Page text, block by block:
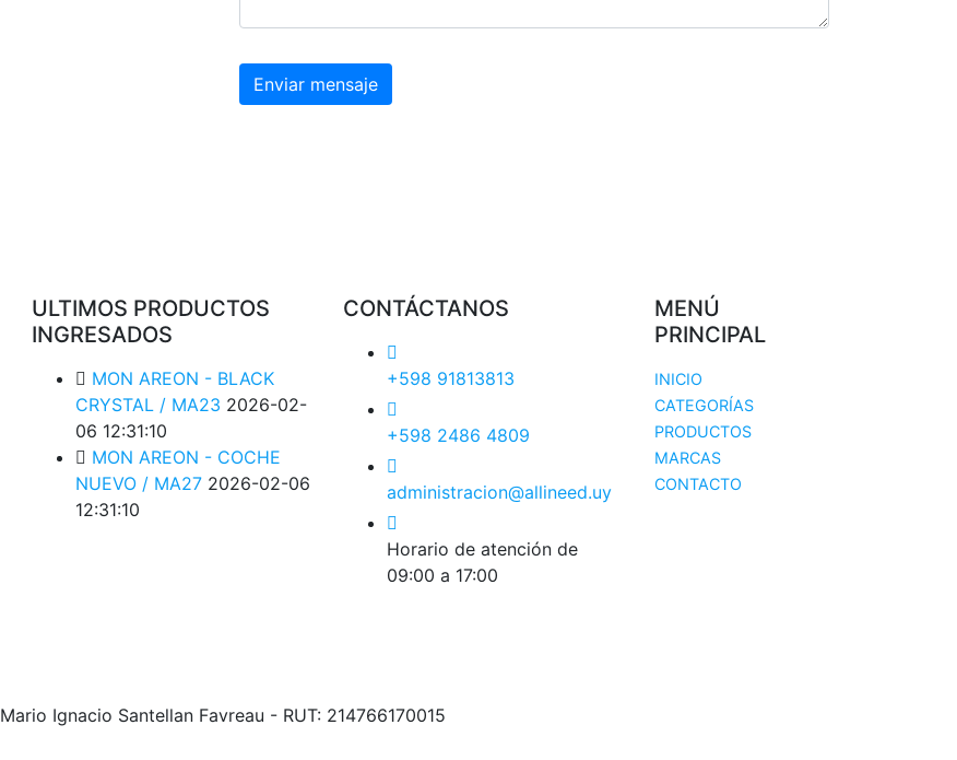
ULTIMOS PRODUCTOS
INGRESADOS
MON AREON - BLACK
CRYSTAL / MA23 2026-02-
06 12:31:10
MON AREON - COCHE
NUEVO / MA27 2026-02-06
12:31:10
CONTÁCTANOS
+598 91813813
+598 2486 4809
administracion@allineed.uy
Horario de atención de
09:00 a 17:00
MENÚ
PRINCIPAL
INICIO
CATEGORÍAS
PRODUCTOS
MARCAS
CONTACTO
Mario Ignacio Santellan Favreau - RUT: 214766170015